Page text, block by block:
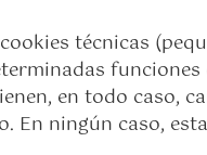
técnicas
en todo caso,
En ningún caso,